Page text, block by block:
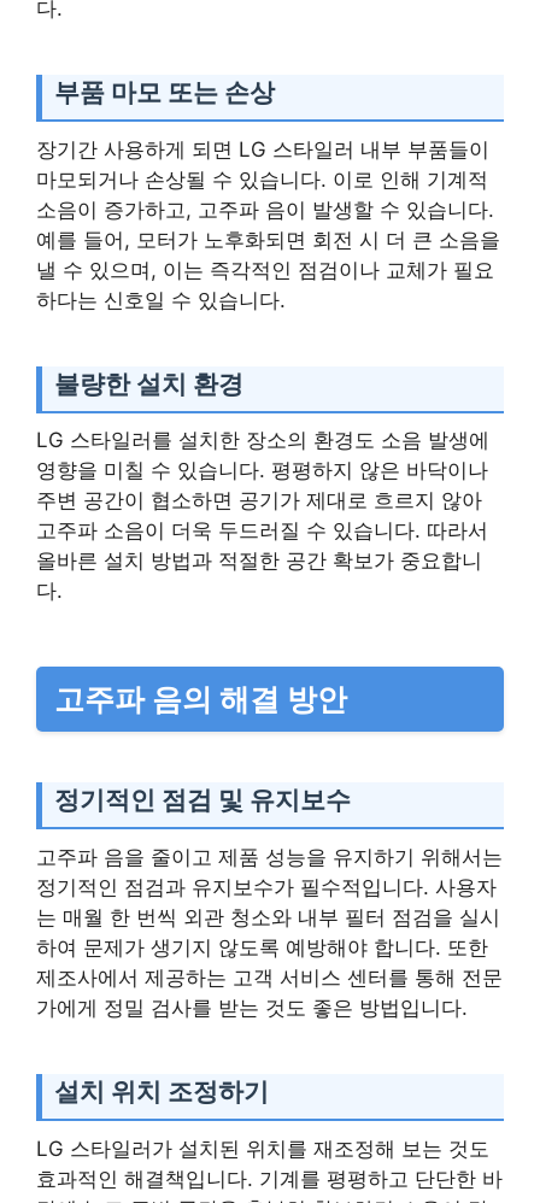
다.
부품 마모 또는 손상
장기간 사용하게 되면 LG 스타일러 내부 부품들이
마모되거나 손상될 수 있습니다. 이로 인해 기계적
소음이 증가하고, 고주파 음이 발생할 수 있습니다.
예를 들어, 모터가 노후화되면 회전 시 더 큰 소음을
낼 수 있으며, 이는 즉각적인 점검이나 교체가 필요
하다는 신호일 수 있습니다.
불량한 설치 환경
LG 스타일러를 설치한 장소의 환경도 소음 발생에
영향을 미칠 수 있습니다. 평평하지 않은 바닥이나
주변 공간이 협소하면 공기가 제대로 흐르지 않아
고주파 소음이 더욱 두드러질 수 있습니다. 따라서
올바른 설치 방법과 적절한 공간 확보가 중요합니
다.
고주파 음의 해결 방안
정기적인 점검 및 유지보수
고주파 음을 줄이고 제품 성능을 유지하기 위해서는
정기적인 점검과 유지보수가 필수적입니다. 사용자
는 매월 한 번씩 외관 청소와 내부 필터 점검을 실시
하여 문제가 생기지 않도록 예방해야 합니다. 또한
제조사에서 제공하는 고객 서비스 센터를 통해 전문
가에게 정밀 검사를 받는 것도 좋은 방법입니다.
설치 위치 조정하기
LG 스타일러가 설치된 위치를 재조정해 보는 것도
효과적인 해결책입니다. 기계를 평평하고 단단한 바